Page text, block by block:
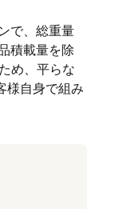
で、総重量
積載量を除
め、平らな
様自身で組み